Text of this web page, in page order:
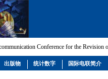
Conference for the
出版物 统计数字 国际电联简介